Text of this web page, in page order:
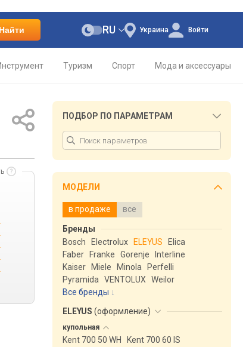
Найти Украина
RU Войти
Туризм Спорт Мода и аксессуары
ПОДБОР ПО ПАРАМЕТРАМ
МОДЕЛИ
в продаже все
Бренды
Bosch
Electrolux ELEYUS
Elica
Faber
Franke Gorenje
Interline
Kaiser
Miele Minola
Perfelli
Pyramida
VENTOLUX
Weilor
Все бренды
ELEYUS (оформление)
купольная
Kent 700 50 WH
Kent 700 60 IS